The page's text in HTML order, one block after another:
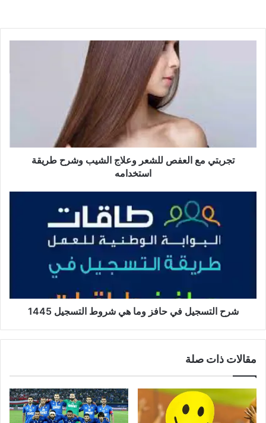
تجربتي مع العفص للشعر وعلاج الشيب وشرح طريقة
استخدامه
شرح التسجيل في حافز وما هي شروط التسجيل 1445
مقالات ذات صلة